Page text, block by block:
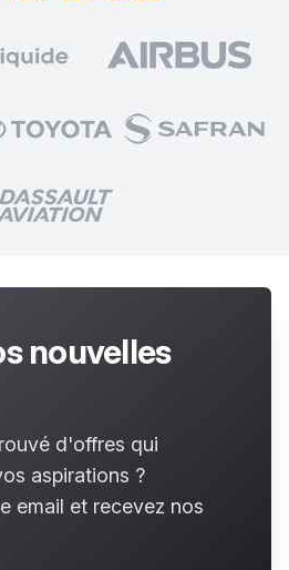
nouvelles
d'offres qui
aspirations ?
email et recevez nos